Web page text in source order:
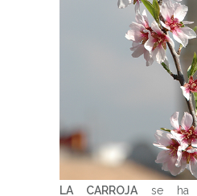
LA CARROJAse ha